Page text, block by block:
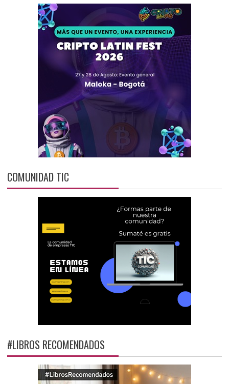
COMUNIDAD TIC
#LIBROS RECOMENDADOS